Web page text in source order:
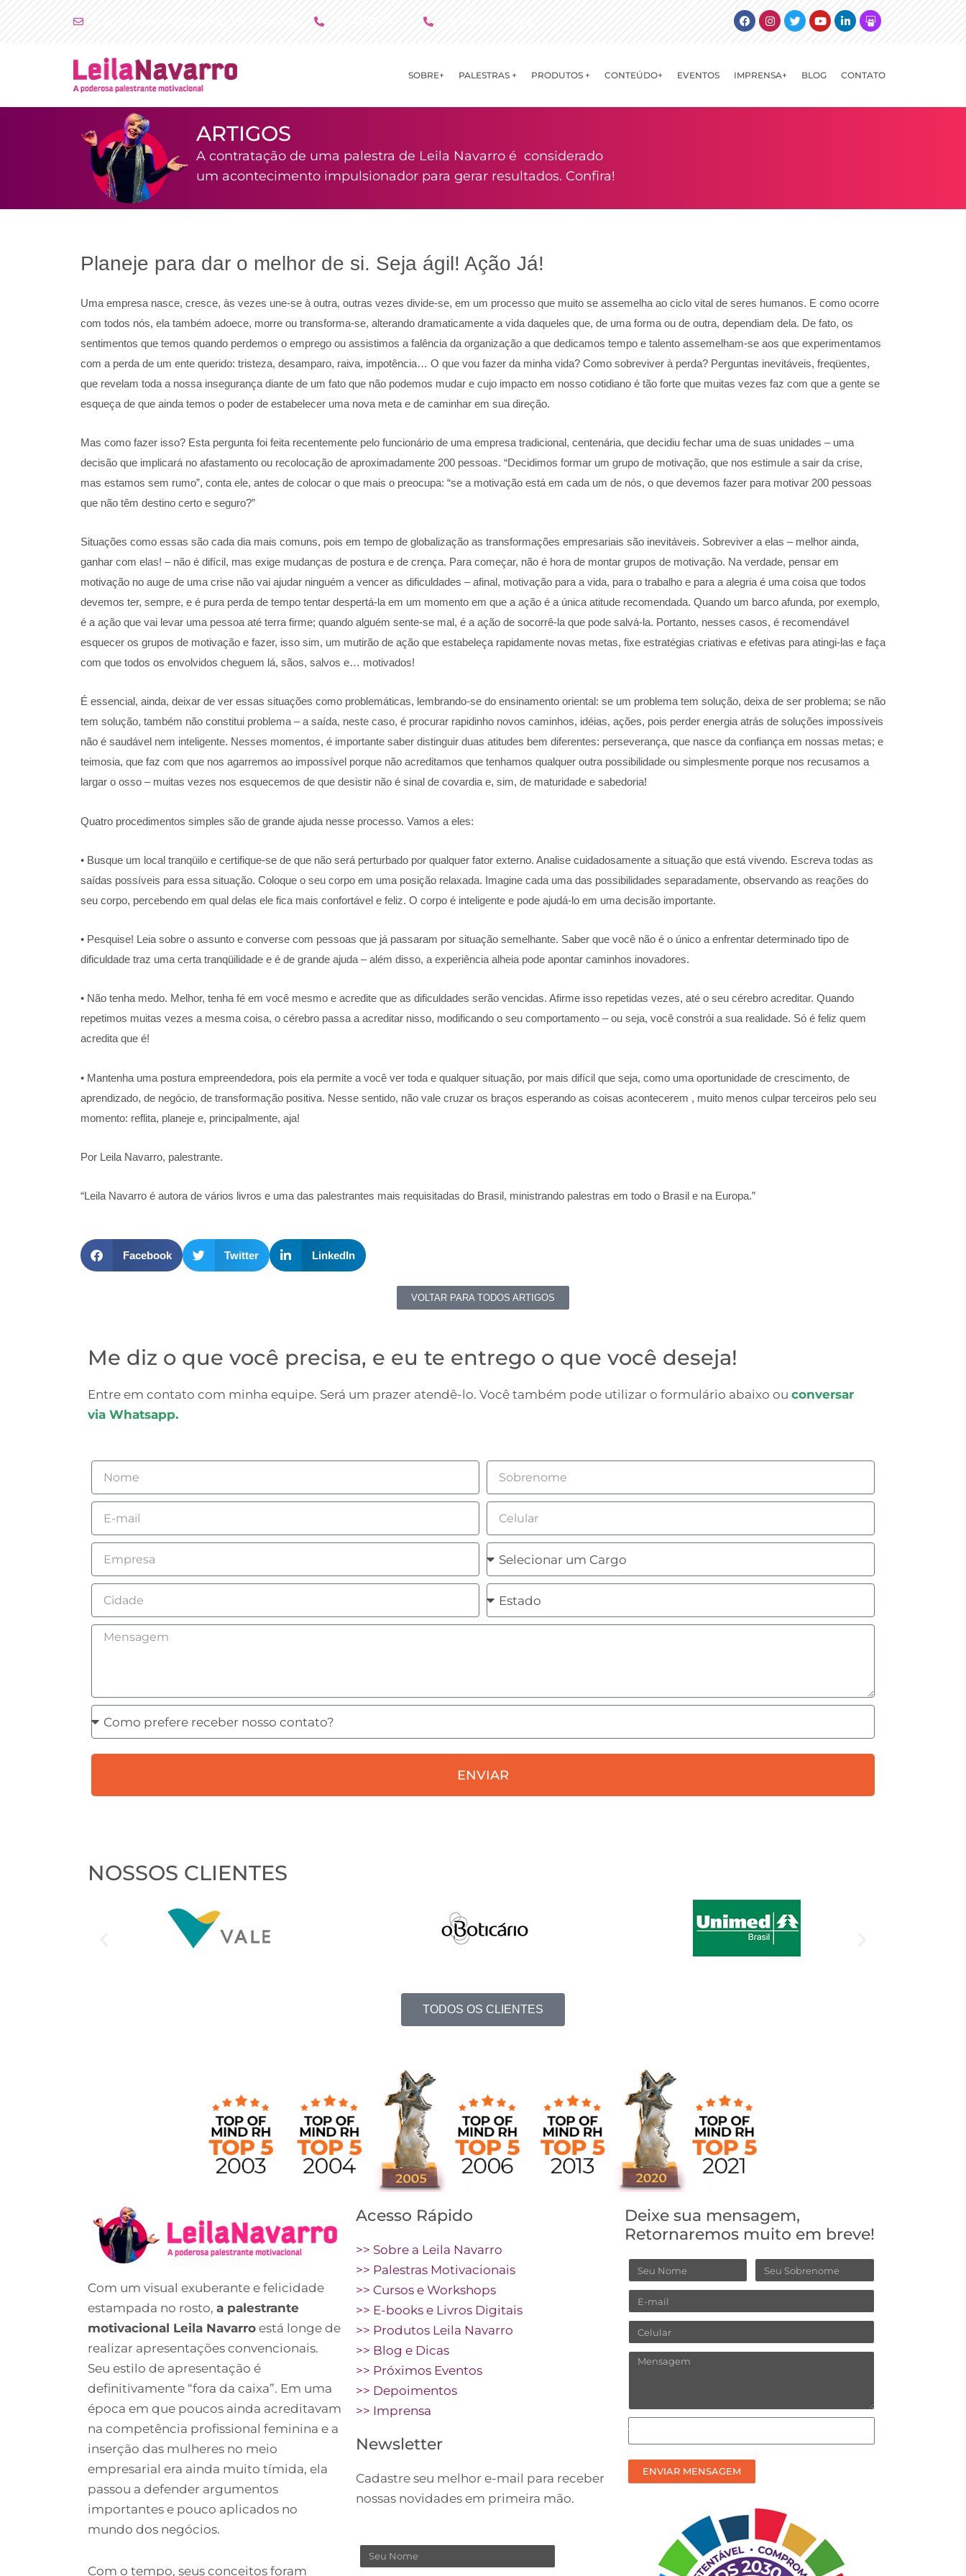
FacebookInstagram
TwitterYoutubeLinkedinSlideshare
SOBRE+ PALESTRAS + PRODUTOS + CONTEÚDO+ EVENTOS IMPRENSA+ BLOG CONTATO
ARTIGOS
A contratação de uma palestra de Leila Navarro é considerado
um acontecimento impulsionador para gerar resultados. Confira!
Planeje para dar o melhor de si. Seja ágil! Ação Já!
Uma empresa nasce, cresce, às vezes une-se à outra, outras vezes divide-se, em um processo que muito se assemelha ao ciclo vital de seres humanos. E como ocorre
com todos nós, ela também adoece, morre ou transforma-se, alterando dramaticamente a vida daqueles que, de uma forma ou de outra, dependiam dela. De fato, os
sentimentos que temos quando perdemos o emprego ou assistimos a falência da organização a que dedicamos tempo e talento assemelham-se aos que experimentamos
com a perda de um ente querido: tristeza, desamparo, raiva, impotência… O que vou fazer da minha vida? Como sobreviver à perda? Perguntas inevitáveis, freqüentes,
que revelam toda a nossa insegurança diante de um fato que não podemos mudar e cujo impacto em nosso cotidiano é tão forte que muitas vezes faz com que a gente se
esqueça de que ainda temos o poder de estabelecer uma nova meta e de caminhar em sua direção.
Mas como fazer isso? Esta pergunta foi feita recentemente pelo funcionário de uma empresa tradicional, centenária, que decidiu fechar uma de suas unidades – uma
decisão que implicará no afastamento ou recolocação de aproximadamente 200 pessoas. “Decidimos formar um grupo de motivação, que nos estimule a sair da crise,
mas estamos sem rumo”, conta ele, antes de colocar o que mais o preocupa: “se a motivação está em cada um de nós, o que devemos fazer para motivar 200 pessoas
que não têm destino certo e seguro?”
Situações como essas são cada dia mais comuns, pois em tempo de globalização as transformações empresariais são inevitáveis. Sobreviver a elas – melhor ainda,
ganhar com elas! – não é difícil, mas exige mudanças de postura e de crença. Para começar, não é hora de montar grupos de motivação. Na verdade, pensar em
motivação no auge de uma crise não vai ajudar ninguém a vencer as dificuldades – afinal, motivação para a vida, para o trabalho e para a alegria é uma coisa que todos
devemos ter, sempre, e é pura perda de tempo tentar despertá-la em um momento em que a ação é a única atitude recomendada. Quando um barco afunda, por exemplo,
é a ação que vai levar uma pessoa até terra firme; quando alguém sente-se mal, é a ação de socorrê-la que pode salvá-la. Portanto, nesses casos, é recomendável
esquecer os grupos de motivação e fazer, isso sim, um mutirão de ação que estabeleça rapidamente novas metas, fixe estratégias criativas e efetivas para atingi-las e faça
com que todos os envolvidos cheguem lá, sãos, salvos e… motivados!
É essencial, ainda, deixar de ver essas situações como problemáticas, lembrando-se do ensinamento oriental: se um problema tem solução, deixa de ser problema; se não
tem solução, também não constitui problema – a saída, neste caso, é procurar rapidinho novos caminhos, idéias, ações, pois perder energia atrás de soluções impossíveis
não é saudável nem inteligente. Nesses momentos, é importante saber distinguir duas atitudes bem diferentes: perseverança, que nasce da confiança em nossas metas; e
teimosia, que faz com que nos agarremos ao impossível porque não acreditamos que tenhamos qualquer outra possibilidade ou simplesmente porque nos recusamos a
largar o osso – muitas vezes nos esquecemos de que desistir não é sinal de covardia e, sim, de maturidade e sabedoria!
Quatro procedimentos simples são de grande ajuda nesse processo. Vamos a eles:
• Busque um local tranqüilo e certifique-se de que não será perturbado por qualquer fator externo. Analise cuidadosamente a situação que está vivendo. Escreva todas as
saídas possíveis para essa situação. Coloque o seu corpo em uma posição relaxada. Imagine cada uma das possibilidades separadamente, observando as reações do
seu corpo, percebendo em qual delas ele fica mais confortável e feliz. O corpo é inteligente e pode ajudá-lo em uma decisão importante.
• Pesquise! Leia sobre o assunto e converse com pessoas que já passaram por situação semelhante. Saber que você não é o único a enfrentar determinado tipo de
dificuldade traz uma certa tranqüilidade e é de grande ajuda – além disso, a experiência alheia pode apontar caminhos inovadores.
• Não tenha medo. Melhor, tenha fé em você mesmo e acredite que as dificuldades serão vencidas. Afirme isso repetidas vezes, até o seu cérebro acreditar. Quando
repetimos muitas vezes a mesma coisa, o cérebro passa a acreditar nisso, modificando o seu comportamento – ou seja, você constrói a sua realidade. Só é feliz quem
acredita que é!
• Mantenha uma postura empreendedora, pois ela permite a você ver toda e qualquer situação, por mais difícil que seja, como uma oportunidade de crescimento, de
aprendizado, de negócio, de transformação positiva. Nesse sentido, não vale cruzar os braços esperando as coisas acontecerem , muito menos culpar terceiros pelo seu
momento: reflita, planeje e, principalmente, aja!
Por Leila Navarro, palestrante.
“Leila Navarro é autora de vários livros e uma das palestrantes mais requisitadas do Brasil, ministrando palestras em todo o Brasil e na Europa.”
Facebook Twitter LinkedIn
VOLTAR PARA TODOS ARTIGOS
Me diz o que você precisa, e eu te entrego o que você deseja!
Entre em contato com minha equipe. Será um prazer atendê-lo. Você também pode utilizar o formulário abaixo ou conversar
via Whatsapp.
Nome Sobrenome
Email Celular
Empresa Cargo
Cidade Estado
Mensagem
Como
prefere
receber
contato?
ENVIAR
NOSSOS CLIENTES
TODOS OS CLIENTES
Com um visual exuberante e felicidade
estampada no rosto, a palestrante
motivacional Leila Navarro está longe de
realizar apresentações convencionais.
Seu estilo de apresentação é
definitivamente “fora da caixa”. Em uma
época em que poucos ainda acreditavam
na competência profissional feminina e a
inserção das mulheres no meio
empresarial era ainda muito tímida, ela
passou a defender argumentos
importantes e pouco aplicados no
mundo dos negócios.
Com o tempo, seus conceitos foram
Acesso Rápido
>> Sobre a Leila Navarro
>> Palestras Motivacionais
>> Cursos e Workshops
>> E-books e Livros Digitais
>> Produtos Leila Navarro
>> Blog e Dicas
>> Próximos Eventos
>> Depoimentos
>> Imprensa
Newsletter
Cadastre seu melhor e-mail para receber
nossas novidades em primeira mão.
Nome
Deixe sua mensagem,
Retornaremos muito em breve!
Nome Sobrenome
Email
Celular
Mensagem
Como
prefere
receber
nosso
ENVIAR MENSAGEM